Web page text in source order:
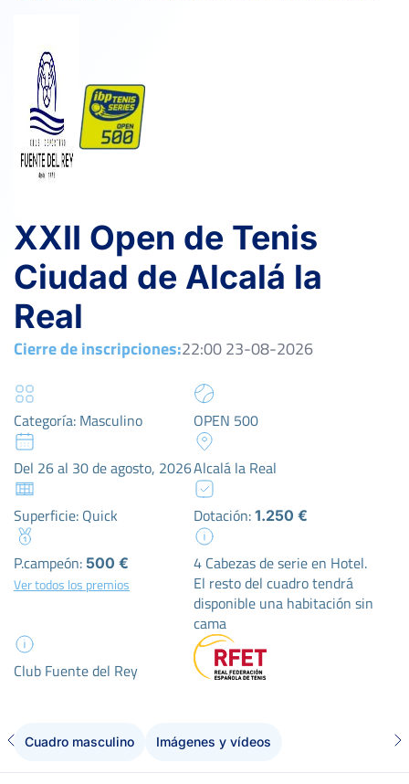
XXII Open de Tenis
Ciudad de Alcalá la
Real
Categoría: Masculino OPEN 500
Del 26 al 30 de agosto, 2026Alcalá la Real
Superficie: Quick Dotación: 1.250 €
P.campeón: 500 €
Ver todos los premios
4 Cabezas de serie en Hotel.
El resto del cuadro tendrá
disponible una habitación sin
cama
Club Fuente del Rey
Cierre de inscripciones:22:00 23-08-2026
Cuadro masculino Imágenes y vídeos